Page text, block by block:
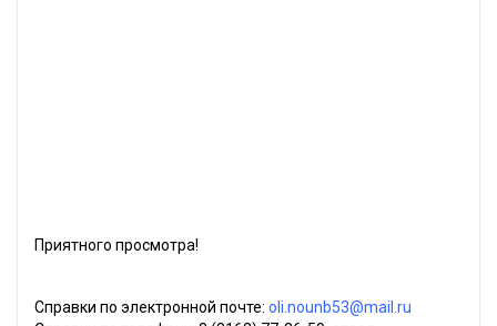
Приятного просмотра!
Справки по электронной почте: oli.nounb53@mail.ru